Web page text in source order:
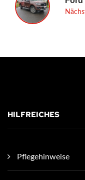
HILFREICHES
Pflegehinweise